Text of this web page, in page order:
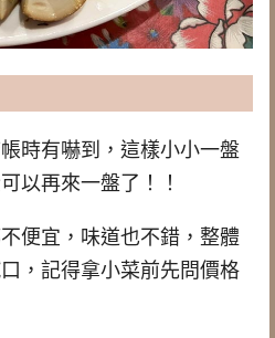
時有嚇到，這樣小小一盤
以再來一盤了！！
便宜，味道也不錯，整體
，記得拿小菜前先問價格